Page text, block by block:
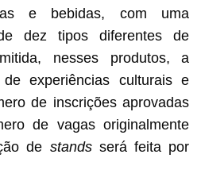
e bebidas, com uma
dez tipos diferentes de
nesses produtos, a
experiências culturais e
de inscrições aprovadas
de vagas originalmente
de standsserá feita por